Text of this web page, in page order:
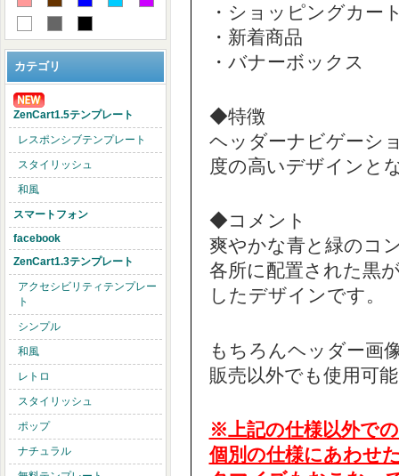
カテゴリ
ZenCart1.5テンプレート
レスポンシブテンプレート
スタイリッシュ
和風
スマートフォン
facebook
ZenCart1.3テンプレート
アクセシビリティテンプレー
ト
シンプル
和風
レトロ
スタイリッシュ
ポップ
ナチュラル
・ショッピングカー
・新着商品
・バナーボックス
◆特徴
ヘッダーナビゲーシ
度の高いデザインと
◆コメント
爽やかな青と緑のコ
各所に配置された黒
したデザインです。
もちろんヘッダー画
販売以外でも使用可
※上記の仕様以外で
個別の仕様にあわせ